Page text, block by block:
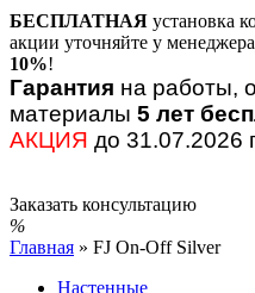
БЕСПЛАТНАЯ установка
акции уточняйте у
10%!
Гарантия на работы,
материалы 5 лет
АКЦИЯ до 31.07.2026
Заказать консультацию
Главная » FJ On-Off Silver
Настенные